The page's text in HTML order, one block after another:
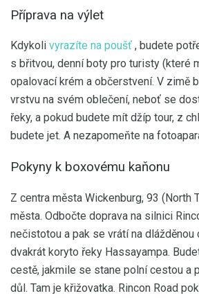
Příprava na výlet
Kdykoli vyrazíte na poušť , budete
s břitvou, denní boty pro turisty (které
opalovací krém a občerstvení. V zimě
vrstvu na svém oblečení, neboť se
řeky, a pokud budete mít džíp tour, z
budete jet. A nezapomeňte na
Pokyny k boxovému kaňonu
Z centra města Wickenburg, 93 (North
města. Odbočte doprava na silnici
nečistotou a pak se vrátí na dlážděnou
dvakrát koryto řeky Hassayampa.
cestě, jakmile se stane polní cestou a
důl. Tam je křižovatka. Rincon Road